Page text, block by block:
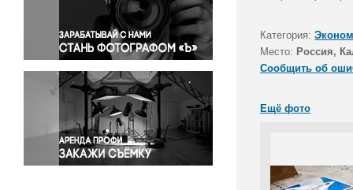
Правосудие
Происшествия и конфликты
Религия
Светская жизнь
Спорт
Экология
Экономика и бизнес
Категория:
Место: Россия,
Сообщить об
Ещё фото